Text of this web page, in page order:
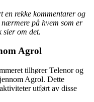
en rekke kommentarer og
på hvem som er
sier om det.
Agrol
tilhører Telenor og
Agrol. Dette
utført av disse